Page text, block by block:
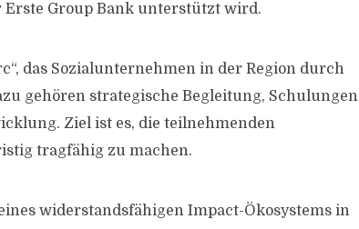
Erste Group Bank unterstützt wird.
das Sozialunternehmen in der Region durch
gehören strategische Begleitung, Schulungen
Ziel ist es, die teilnehmenden
tragfähig zu machen.
widerstandsfähigen Impact-Ökosystems in